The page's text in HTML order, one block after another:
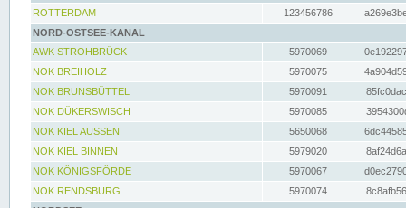
ROTTERDAM
123456786
NORD-OSTSEE-KANAL
AWK STROHBRÜCK
5970069
NOK BREIHOLZ
5970075
NOK BRUNSBÜTTEL
5970091
NOK DÜKERSWISCH
5970085
NOK KIEL AUSSEN
5650068
NOK KIEL BINNEN
5979020
NOK KÖNIGSFÖRDE
5970067
NOK RENDSBURG
5970074